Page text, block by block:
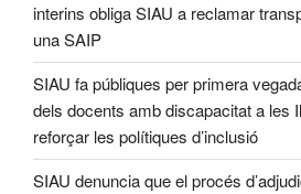
interins obliga SIAU a reclamar
una SAIP
SIAU fa públiques per primera
dels docents amb discapacitat a les
reforçar les polítiques d’inclusió
SIAU denuncia que el procés